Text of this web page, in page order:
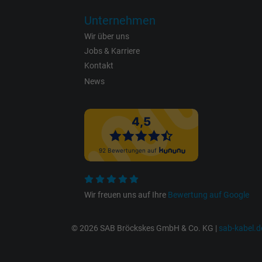
Name
Unternehmen
Wir über uns
Jobs & Karriere
Kontakt
News
Wir freuen uns auf Ihre Bewertung auf Google
© 2026 SAB Bröckskes GmbH & Co. KG | sab-